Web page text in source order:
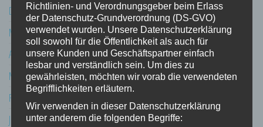
Dezember 2017
Mai 2017
April 2017
März 2017
Februar 2017
Januar 2017
Richtlinien- und Verordnungsgeber beim Erlass
der Datenschutz-Grundverordnung (DS-GVO)
verwendet wurden. Unsere Datenschutzerklärung
soll sowohl für die Öffentlichkeit als auch für
unsere Kunden und Geschäftspartner einfach
lesbar und verständlich sein. Um dies zu
gewährleisten, möchten wir vorab die verwendeten
Begrifflichkeiten erläutern.
Wir verwenden in dieser Datenschutzerklärung
unter anderem die folgenden Begriffe: